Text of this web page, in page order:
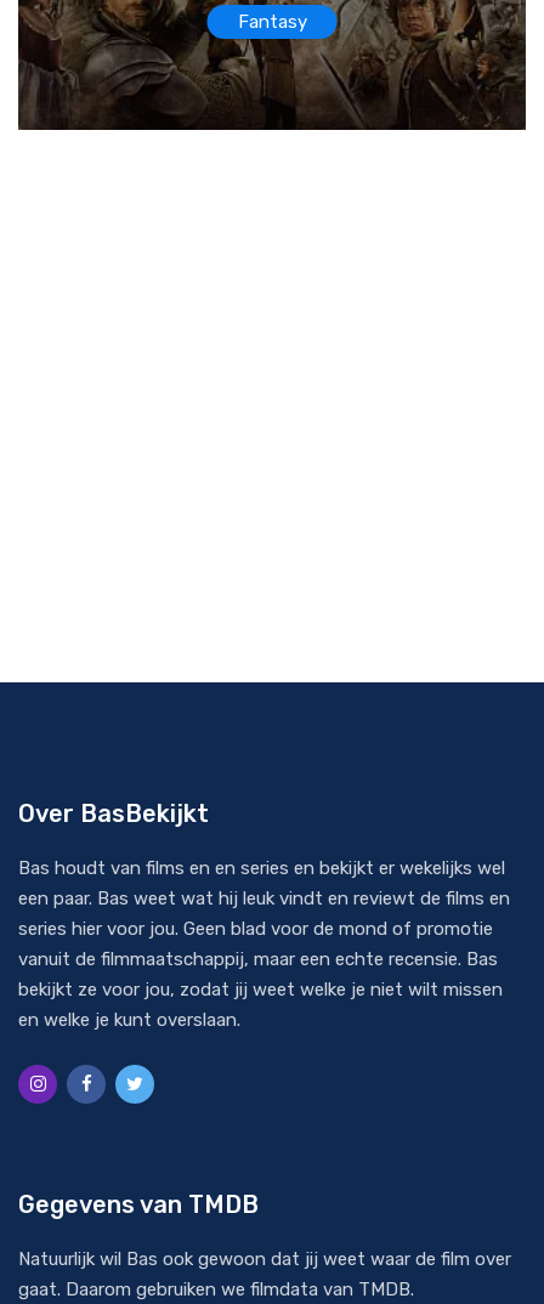
Fantasy
Over BasBekijkt
Bas houdt van films en en series en bekijkt er wekelijks wel
een paar. Bas weet wat hij leuk vindt en reviewt de films en
series hier voor jou. Geen blad voor de mond of promotie
vanuit de filmmaatschappij, maar een echte recensie. Bas
bekijkt ze voor jou, zodat jij weet welke je niet wilt missen
en welke je kunt overslaan.
Gegevens van TMDB
Natuurlijk wil Bas ook gewoon dat jij weet waar de film over
gaat. Daarom gebruiken we filmdata van TMDB.